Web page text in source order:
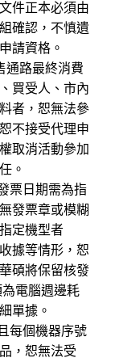
件正本必須由
確認，不慎遺
請資格。
通路最終消費
買受人、市內
者，恕無法參
不接受代理申
取消活動參加
。
票日期需為指
發票章或模糊
定機型者
據等情形，恕
碩將保留核發
電腦週邊耗
單據。
每個機器序號
，恕無法受